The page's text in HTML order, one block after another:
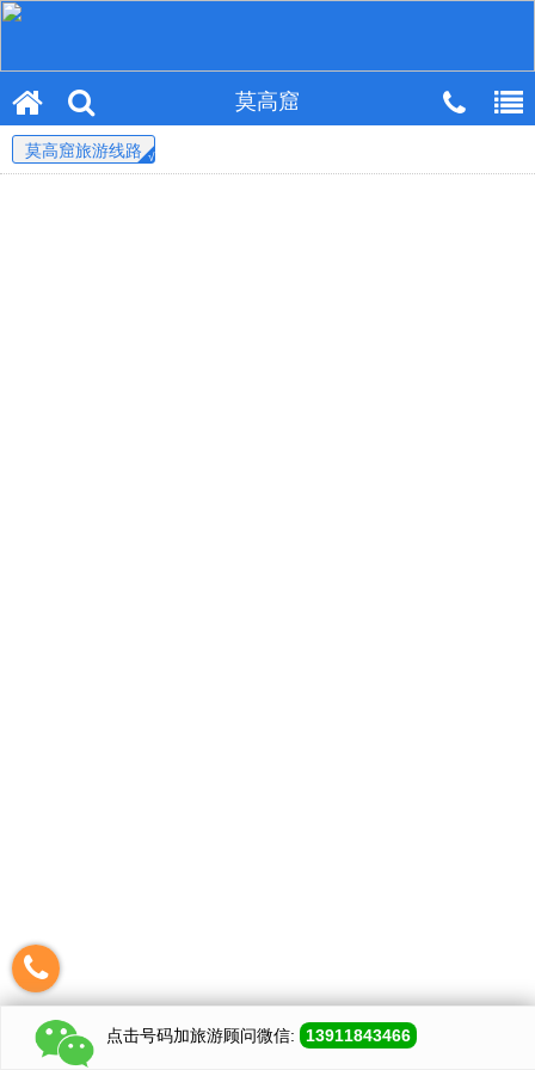
莫高窟
莫高窟旅游线路
点击号码加旅游顾问微信: 13911843466